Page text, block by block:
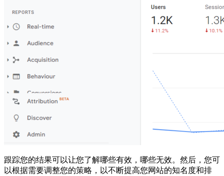
跟踪您的结果可以让您了解哪些有效，哪些无效。然后，您可
以根据需要调整您的策略，以不断提高您网站的知名度和排